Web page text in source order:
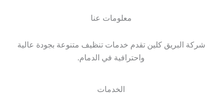
معلومات عنا
شركة البريق كلين تقدم خدمات تنظيف متنوعة بجودة عالية
واحترافية في الدمام.
الخدمات